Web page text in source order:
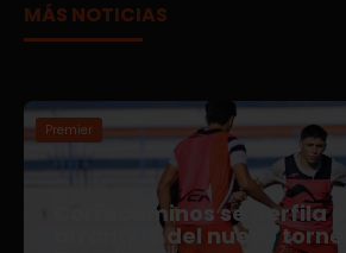
MÁS NOTICIAS
Premier
Correcaminos se perfila
arranque del nuevo